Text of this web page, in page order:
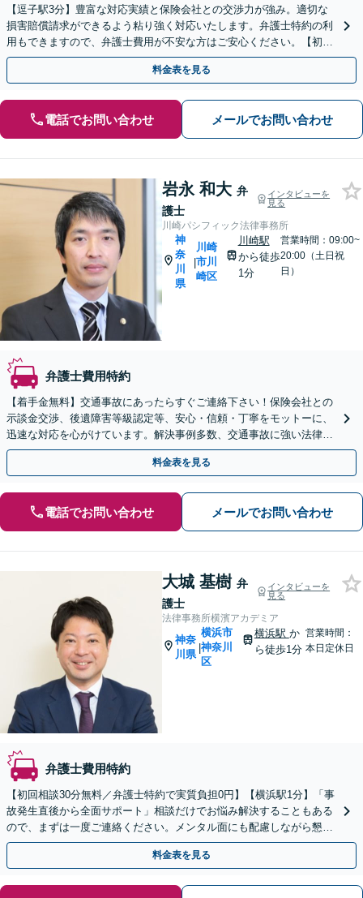
【逗子駅3分】豊富な対応実績と保険会社との交渉力が強み。適切な
損害賠償請求ができるよう粘り強く対応いたします。弁護士特約の利
用もできますので、弁護士費用が不安な方はご安心ください。【初回
面談無料】【夜間・休日は予約で対応可】【法テラス可】
料金表を見る
電話でお問い合わせ メールでお問い合わせ
岩永 和大 弁
護士
インタビューを
見る
川崎パシフィック法律事務所
神
奈
川
県
|
川崎
市川
崎区
川崎駅
から徒歩
1分
営業時間：09:00~
20:00（土日祝
日）
弁護士費用特約
【着手金無料】交通事故にあったらすぐご連絡下さい！保険会社との
示談金交渉、後遺障害等級認定等、安心・信頼・丁寧をモットーに、
迅速な対応を心がけています。解決事例多数、交通事故に強い法律事
務所と自負しています。【電話相談可】【川崎駅徒歩1分】
料金表を見る
電話でお問い合わせ メールでお問い合わせ
大城 基樹 弁
護士
インタビューを
見る
法律事務所横濱アカデミア
神奈
川県
|
横浜市
神奈川
区
横浜駅 か
ら徒歩1分
営業時間：
本日定休日
弁護士費用特約
【初回相談30分無料／弁護士特約で実質負担0円】【横浜駅1分】「事
故発生直後から全面サポート」相談だけでお悩み解決することもある
ので、まずは一度ご連絡ください。メンタル面にも配慮しながら懇切
丁寧に対応いたします「死亡事故から軽傷事故まで」
料金表を見る